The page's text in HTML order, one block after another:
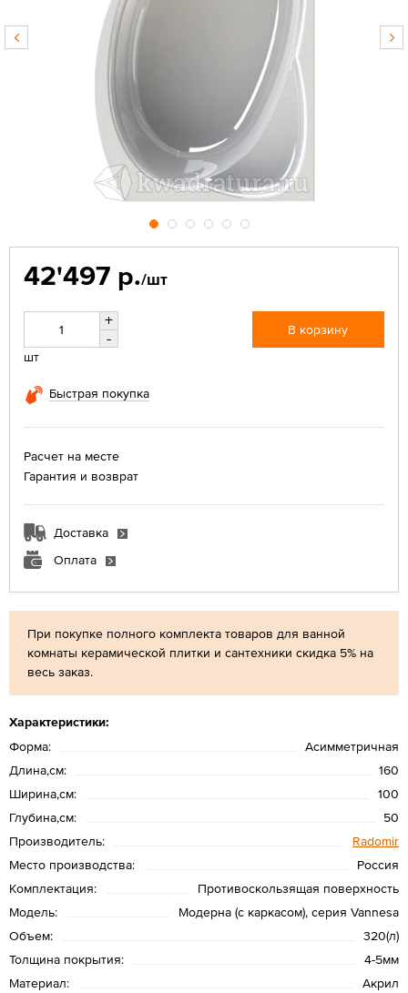
При покупке полного комплекта товаров для ванной
комнаты керамической плитки и сантехники скидка 5% на
весь заказ.
Характеристики:
Форма:
Асимметричная
Длина,см:
160
Ширина,см:
100
Глубина,см:
50
Производитель:
Radomir
Место производства:
Россия
Комплектация:
Противоскользящая поверхность
Модель:
Модерна (с каркасом), серия Vannesa
Объем:
320(л)
Толщина покрытия:
4-5мм
Материал:
Акрил
42'497 р./шт
+
-
шт
В корзину
Быстрая покупка
Расчет на месте
Гарантия и возврат
Доставка
Оплата